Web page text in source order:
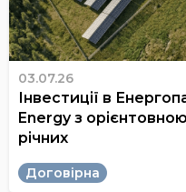
03.07.26
Інвестиції в
Energy з
річних
Договірна